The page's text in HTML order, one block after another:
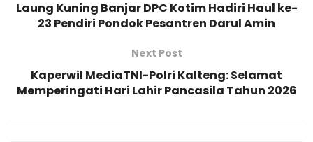
Laung Kuning Banjar DPC Kotim Hadiri Haul ke-
23 Pendiri Pondok Pesantren Darul Amin
Next Post
Kaperwil MediaTNI-Polri Kalteng: Selamat
Memperingati Hari Lahir Pancasila Tahun 2026